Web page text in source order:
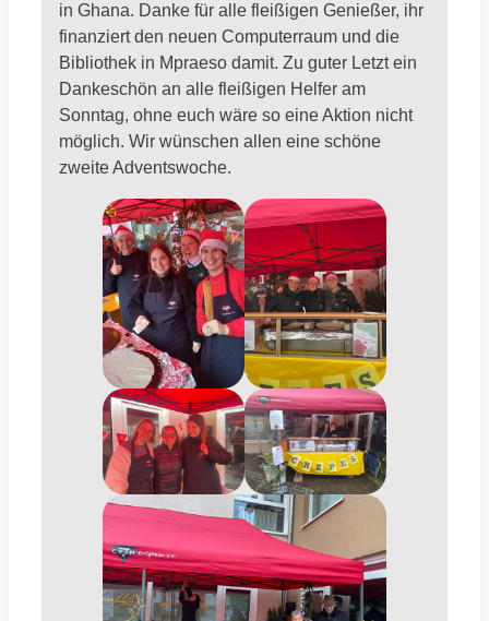
in Ghana. Danke für alle fleißigen Genießer, ihr
finanziert den neuen Computerraum und die
Bibliothek in Mpraeso damit. Zu guter Letzt ein
Dankeschön an alle fleißigen Helfer am
Sonntag, ohne euch wäre so eine Aktion nicht
möglich. Wir wünschen allen eine schöne
zweite Adventswoche.